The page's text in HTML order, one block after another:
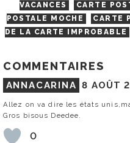
VACANCES
CARTE
POSTALE MOCHE
CARTE
DE LA CARTE IMPROBABLE
COMMENTAIRES
ANNACARINA 8 AOÛT
Allez on va dire les états
Gros bisous Deedee.
0